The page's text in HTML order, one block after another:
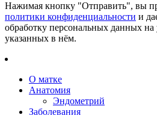
Нажимая кнопку "Отправить", вы
политики конфиденциальности и
обработку персональных данных на
указанных в нём.
О матке
Анатомия
Эндометрий
Заболевания